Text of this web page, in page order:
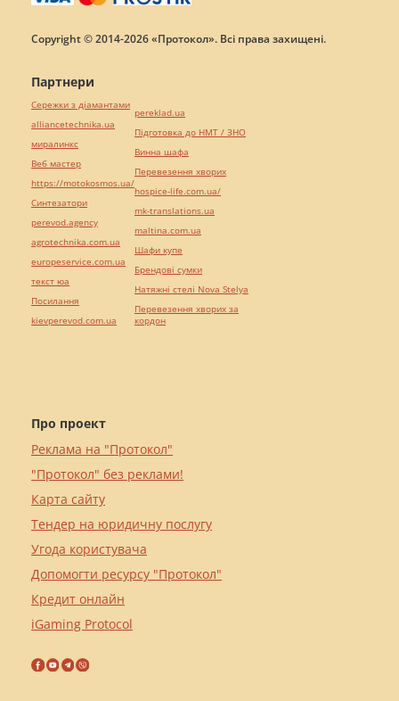
Copyright © 2014-2026 «Протокол». Всі права захищені.
Про проект
Реклама на "Протокол"
"Протокол" без реклами!
Карта сайту
Тендер на юридичну послугу
Угода користувача
Допомогти ресурсу "Протокол"
Кредит онлайн
iGaming Protocol
Партнери
Сережки з діамантами
alliancetechnika.ua
миралинкс
Веб мастер
https://motokosmos.ua/
Синтезатори
perevod.agency
agrotechnika.com.ua
europeservice.com.ua
текст юа
Посилання
kievperevod.com.ua
pereklad.ua
Підготовка до НМТ / ЗНО
Винна шафа
Перевезення хворих
hospice-life.com.ua/
mk-translations.ua
maltina.com.ua
Шафи купе
Брендові сумки
Натяжні стелі Nova Stelya
Перевезення хворих за
кордон